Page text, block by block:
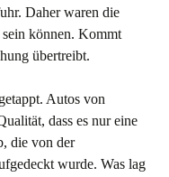
Daher waren die
können. Kommt
übertreibt.
Autos von
dass es nur eine
die von der
wurde. Was lag